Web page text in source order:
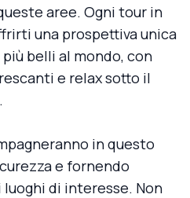
aree. Ogni tour in
una prospettiva unica
belli al mondo, con
e relax sotto il
in questo
e fornendo
di interesse. Non